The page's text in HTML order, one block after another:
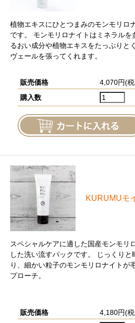
植物エキスにひとつまみのモンモリロ
です。 モンモリロナイトはミネラルを
るおい成分や植物エキスをたっぷりと
ヴェールを張ってくれます。
販売価格
4,070円(
購入数
KURUMUモ
スペシャルケアに適した国産モンモリ
した洗い流すパックです。 じっくりと
り、細かい粒子のモンモリロナイトが
プローチ。
販売価格
4,180円(